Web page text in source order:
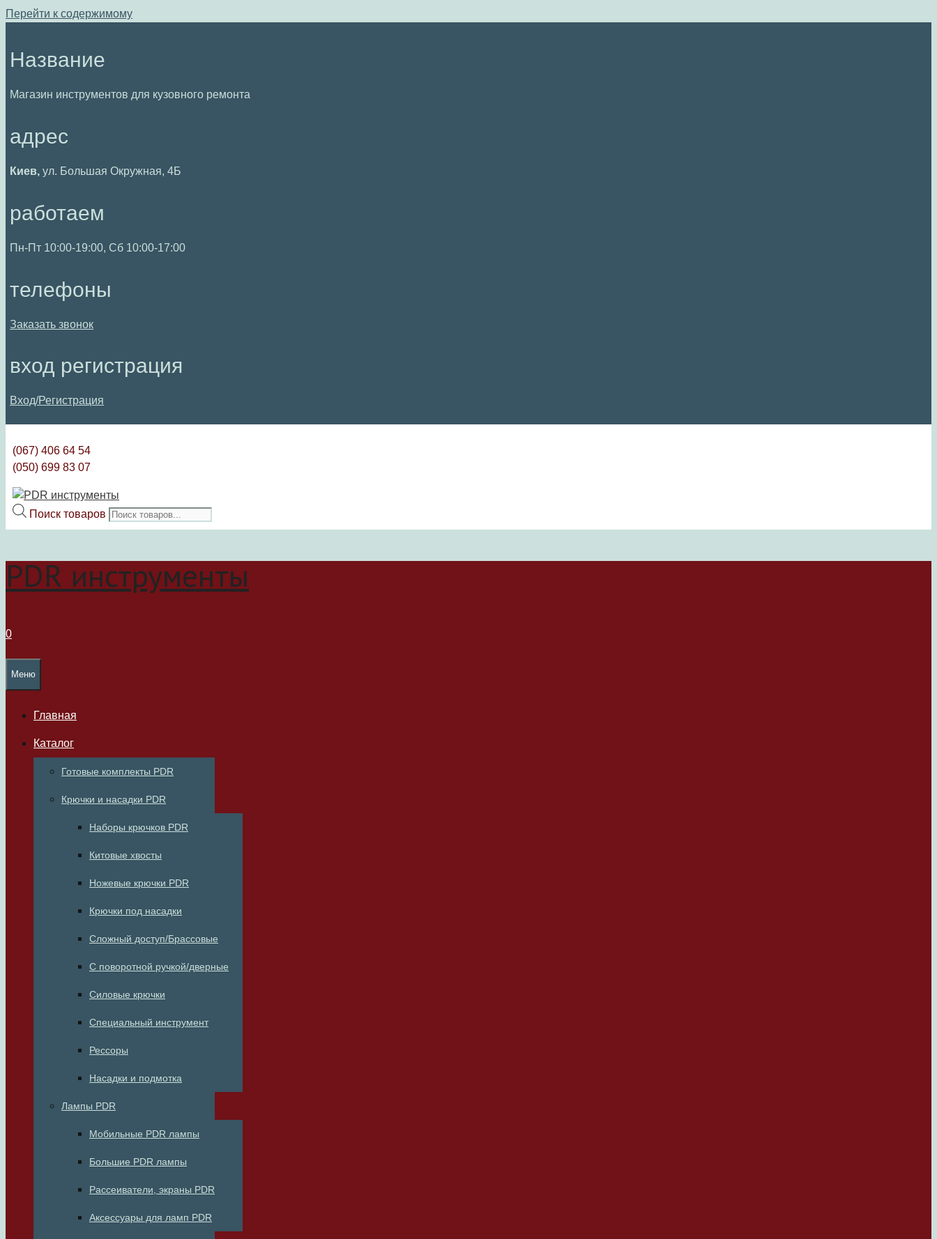
Перейти к содержимому
Название
Магазин инструментов для кузовного ремонта
адрес
Киев, ул. Большая Окружная, 4Б
работаем
Пн-Пт 10:00-19:00, Сб 10:00-17:00
телефоны
Заказать звонок
вход регистрация
Вход/Регистрация
(067) 406 64 54
(050) 699 83 07
Поиск товаров
PDR инструменты
0
Меню
Главная
Каталог
Готовые комплекты PDR
Крючки и насадки PDR
Наборы крючков PDR
Китовые хвосты
Ножевые крючки PDR
Крючки под насадки
Сложный доступ/Брассовые
С поворотной ручкой/дверные
Силовые крючки
Специальный инструмент
Рессоры
Насадки и подмотка
Лампы PDR
Мобильные PDR лампы
Большие PDR лампы
Рассеиватели, экраны PDR
Аксессуары для ламп PDR